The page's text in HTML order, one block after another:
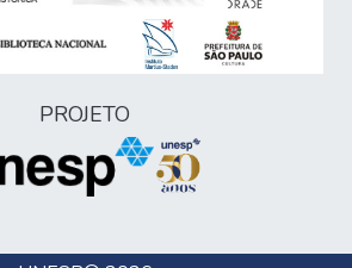
PROJETO